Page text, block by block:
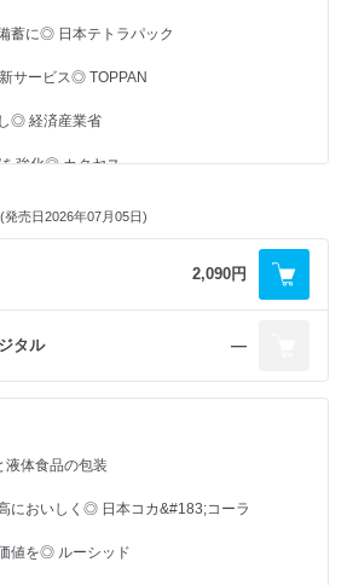
蓄に◎ 日本テトラパック
サービス◎ TOPPAN
◎ 経済産業省
を強化◎ カクヤス
ックで◎ モンテ物産
入◎ 東洋ガラス
みちのく村山）」
をイメージ◎ ローカルブライト
発売日2026年07月05日)
2,090円
タル ―
液体食品の包装
においしく◎ 日本コカ&#183;コーラ
値を◎ ルーシッド